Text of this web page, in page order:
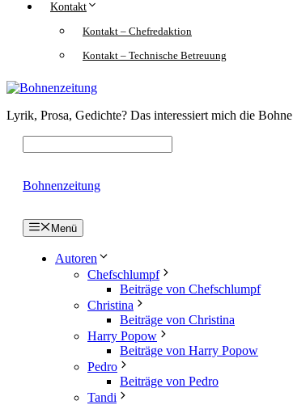
Kontakt
Kontakt – Chefredaktion
Kontakt – Technische Betreuung
Lyrik, Prosa, Gedichte? Das interessiert mich die Bohne
Bohnenzeitung
Menü
Autoren
Chefschlumpf
Beiträge von Chefschlumpf
Christina
Beiträge von Christina
Harry Popow
Beiträge von Harry Popow
Pedro
Beiträge von Pedro
Tandi